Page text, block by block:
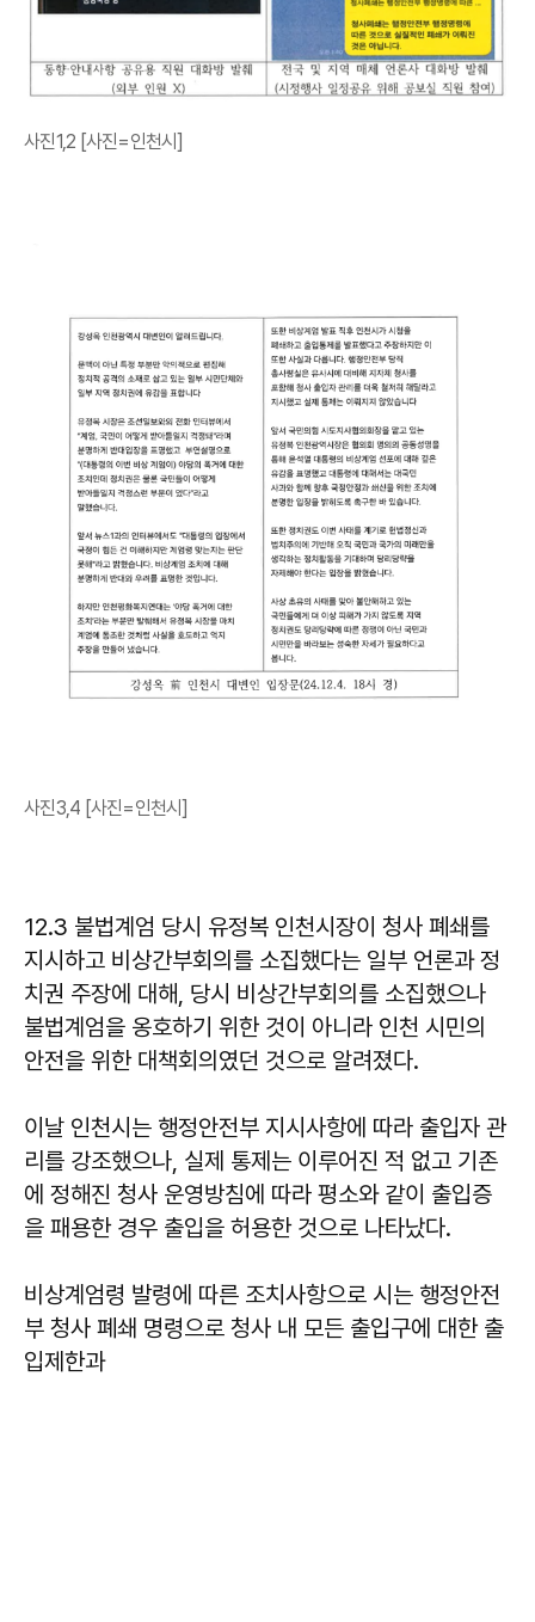
사진1,2 [사진=인천시]
사진3,4 [사진=인천시]
12.3 불법계엄 당시 유정복 인천시장이 청사 폐쇄를
지시하고 비상간부회의를 소집했다는 일부 언론과 정
치권 주장에 대해, 당시 비상간부회의를 소집했으나
불법계엄을 옹호하기 위한 것이 아니라 인천 시민의
안전을 위한 대책회의였던 것으로 알려졌다.
이날 인천시는 행정안전부 지시사항에 따라 출입자 관
리를 강조했으나, 실제 통제는 이루어진 적 없고 기존
에 정해진 청사 운영방침에 따라 평소와 같이 출입증
을 패용한 경우 출입을 허용한 것으로 나타났다.
비상계엄령 발령에 따른 조치사항으로 시는 행정안전
부 청사 폐쇄 명령으로 청사 내 모든 출입구에 대한 출
입제한과